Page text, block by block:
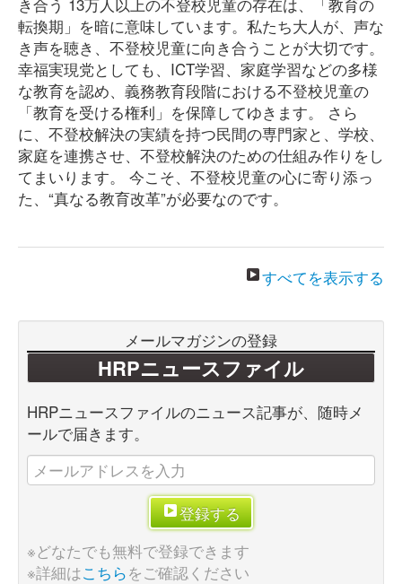
転換期」を暗に意味しています。私たち大人が、声な
き声を聴き、不登校児童に向き合うことが大切です。
幸福実現党としても、ICT学習、家庭学習などの多様
な教育を認め、義務教育段階における不登校児童の
「教育を受ける権利」を保障してゆきます。 さら
に、不登校解決の実績を持つ民間の専門家と、学校、
家庭を連携させ、不登校解決のための仕組み作りをし
てまいります。 今こそ、不登校児童の心に寄り添っ
た、“真なる教育改革”が必要なのです。
すべてを表示する
メールマガジンの登録
HRPニュースファイル
HRPニュースファイルのニュース記事が、随時メ
ールで届きます。
登録する
※どなたでも無料で登録できます
※詳細はこちらをご確認ください